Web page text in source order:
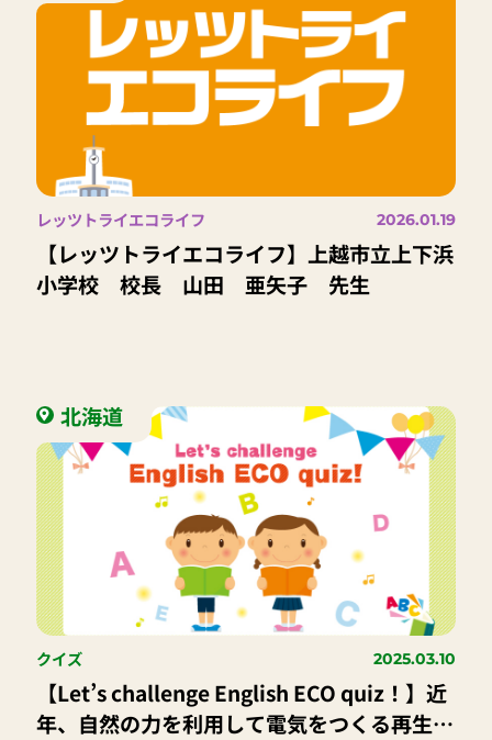
レッツトライエコライフ 2026.01.19
【レッツトライエコライフ】上越市立上下浜
小学校 校長 山田 亜矢子 先生
北海道
クイズ 2025.03.10
【Let’s challenge English ECO quiz！】近
年、自然の力を利用して電気をつくる再生可